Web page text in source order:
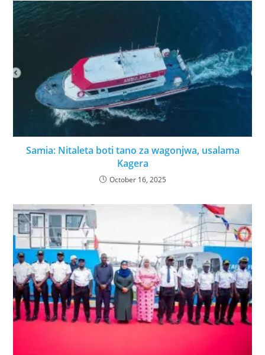
Samia: Nitaleta boti tano za wagonjwa, usalama
Kagera
October 16, 2025